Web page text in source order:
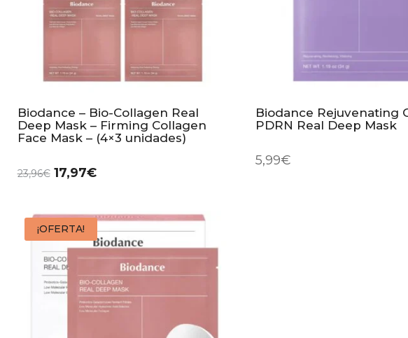
Biodance – Bio-Collagen Real
Deep Mask – Firming Collagen
Face Mask – (4×3 unidades)
23,96€ 17,97€
Biodance Rejuvenating
PDRN Real Deep Mask
5,99€
¡OFERTA!